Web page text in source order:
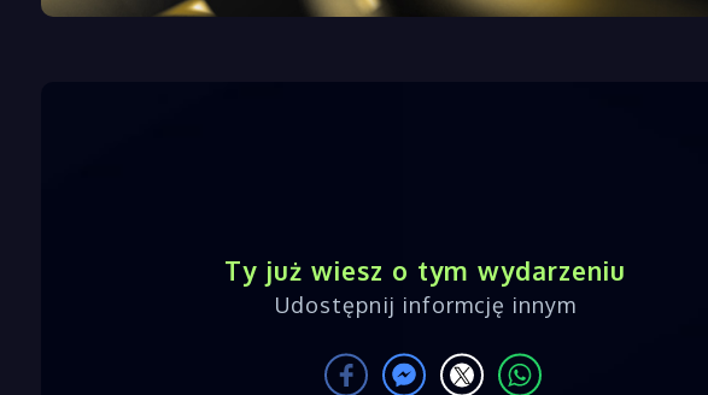
Ty już wiesz o tym wydarzeniu
Udostępnij informcję innym